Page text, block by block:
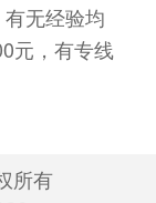
无经验均
元，有专线
所有